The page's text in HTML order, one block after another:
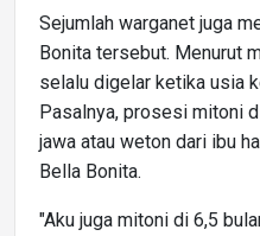
Sejumlah warganet juga
Bonita tersebut. Menurut
selalu digelar ketika usia
Pasalnya, prosesi mitoni
jawa atau weton dari ibu
Bella Bonita.
"Aku juga mitoni di 6,5